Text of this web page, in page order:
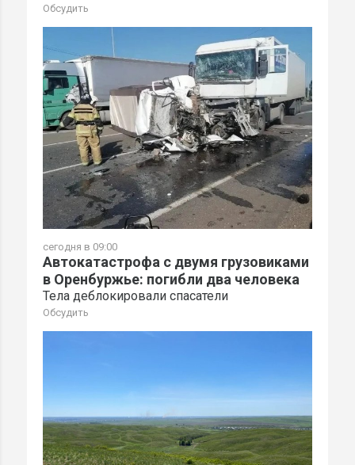
Обсудить
сегодня в 09:00
Автокатастрофа с двумя грузовиками
в Оренбуржье: погибли два человека
Тела деблокировали спасатели
Обсудить